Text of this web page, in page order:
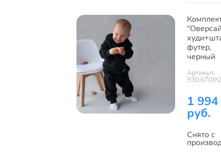
футер,
черный
Артикул:
1 994
руб.
Снято с